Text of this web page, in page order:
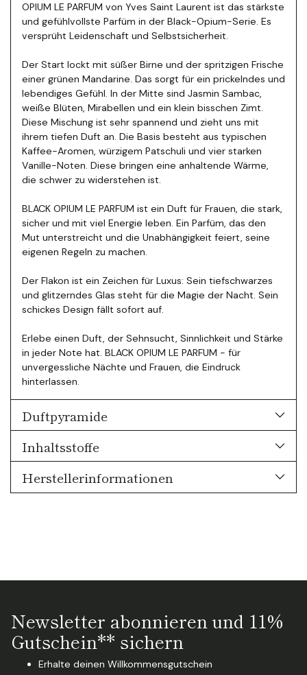
OPIUM LE PARFUM von Yves Saint Laurent ist das stärkste
und gefühlvollste Parfüm in der Black-Opium-Serie. Es
versprüht Leidenschaft und Selbstsicherheit.
Der Start lockt mit süßer Birne und der spritzigen Frische
einer grünen Mandarine. Das sorgt für ein prickelndes und
lebendiges Gefühl. In der Mitte sind Jasmin Sambac,
weiße Blüten, Mirabellen und ein klein bisschen Zimt.
Diese Mischung ist sehr spannend und zieht uns mit
ihrem tiefen Duft an. Die Basis besteht aus typischen
Kaffee-Aromen, würzigem Patschuli und vier starken
Vanille-Noten. Diese bringen eine anhaltende Wärme,
die schwer zu widerstehen ist.
BLACK OPIUM LE PARFUM ist ein Duft für Frauen, die stark,
sicher und mit viel Energie leben. Ein Parfüm, das den
Mut unterstreicht und die Unabhängigkeit feiert, seine
eigenen Regeln zu machen.
Der Flakon ist ein Zeichen für Luxus: Sein tiefschwarzes
und glitzerndes Glas steht für die Magie der Nacht. Sein
schickes Design fällt sofort auf.
Erlebe einen Duft, der Sehnsucht, Sinnlichkeit und Stärke
in jeder Note hat. BLACK OPIUM LE PARFUM - für
unvergessliche Nächte und Frauen, die Eindruck
hinterlassen.
Duftpyramide
Inhaltsstoffe
Herstellerinformationen
Newsletter abonnieren und 11%
Gutschein** sichern
Erhalte deinen Willkommensgutschein